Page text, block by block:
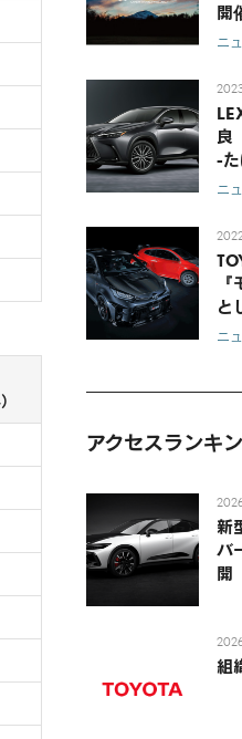
開
-
募
ニ
良
-
求-
ニ
と
く
ニ
アクセスランキ
新
バ
開
組